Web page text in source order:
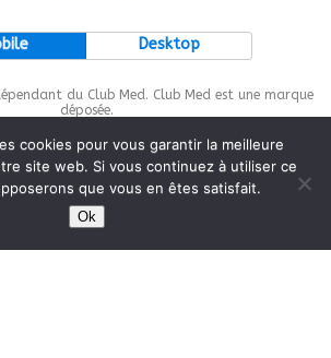
Desktop
du Club Med. Club Med est une marque
déposée.
is protected bywp-copyrightpro.com
cookies pour vous garantir la meilleure
site web. Si vous continuez à utiliser ce
que vous en êtes satisfait.
Ok